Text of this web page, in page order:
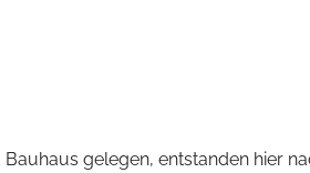
gelegen, entstanden hier